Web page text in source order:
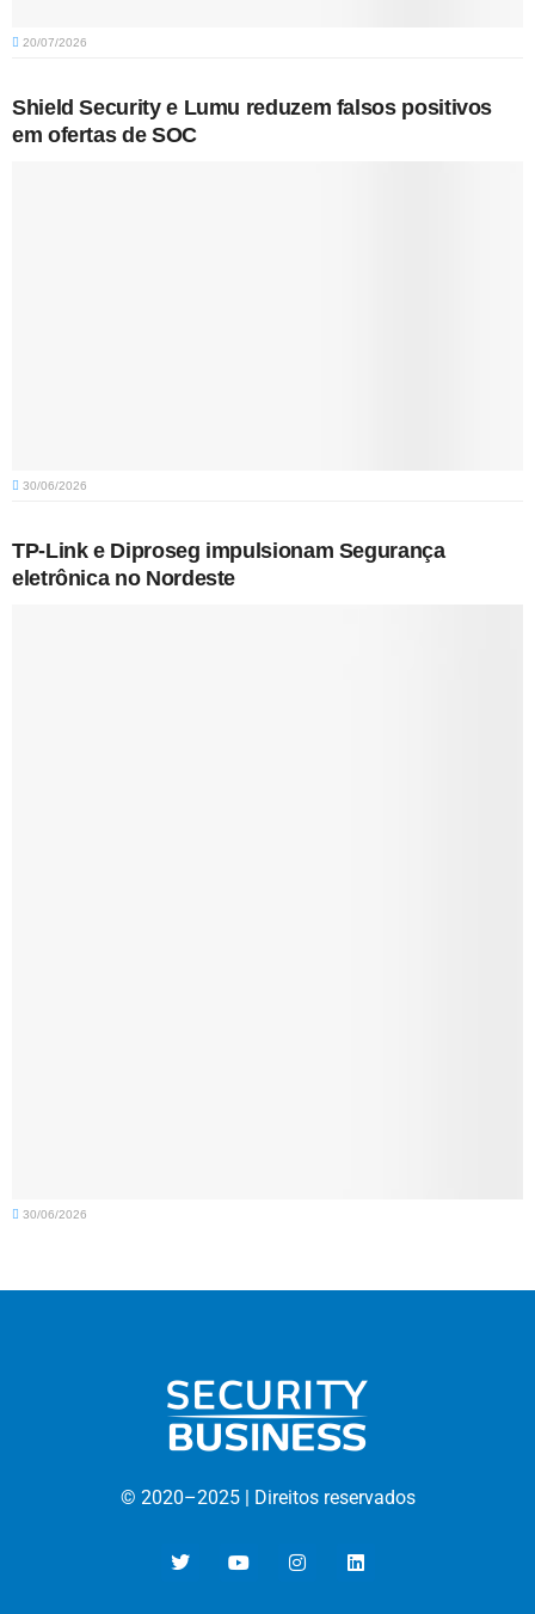
20/07/2026
Shield Security e Lumu reduzem falsos positivos
em ofertas de SOC
30/06/2026
TP-Link e Diproseg impulsionam Segurança
eletrônica no Nordeste
30/06/2026
© 2020–2025 | Direitos reservados